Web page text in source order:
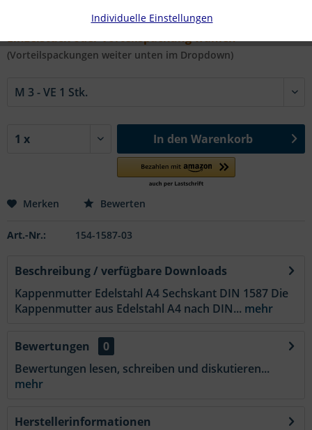
#DIN 1587 A4 | Ø in mm:
Einzelstück oder Vorteilspackung wählen
(Vorteilspackungen weiter unten im Dropdown)
In den Warenkorb
Merken Bewerten
Art.-Nr.: 154-1587-03
Beschreibung / verfügbare Downloads
Kappenmutter Edelstahl A4 Sechskant DIN 1587 Die
Kappenmutter aus Edelstahl A4 nach DIN... mehr
Bewertungen
0
Bewertungen lesen, schreiben und diskutieren...
mehr
Herstellerinformationen
Individuelle Einstellungen